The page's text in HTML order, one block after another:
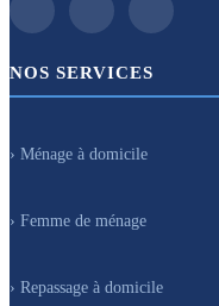
NOS SERVICES
› Ménage à domicile
› Femme de ménage
› Repassage à domicile